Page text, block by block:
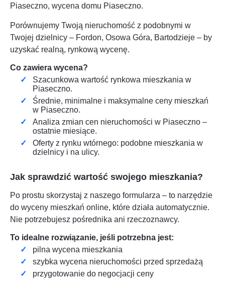
Piaseczno, wycena domu Piaseczno.
Porównujemy Twoją nieruchomość z podobnymi w
Twojej dzielnicy – Fordon, Osowa Góra, Bartodzieje – by
uzyskać realną, rynkową wycenę.
Co zawiera wycena?
Szacunkowa wartość rynkowa mieszkania w
Piaseczno.
Średnie, minimalne i maksymalne ceny mieszkań
w Piaseczno.
Analiza zmian cen nieruchomości w Piaseczno –
ostatnie miesiące.
Oferty z rynku wtórnego: podobne mieszkania w
dzielnicy i na ulicy.
Jak sprawdzić wartość swojego mieszkania?
Po prostu skorzystaj z naszego formularza – to narzędzie
do wyceny mieszkań online, które działa automatycznie.
Nie potrzebujesz pośrednika ani rzeczoznawcy.
To idealne rozwiązanie, jeśli potrzebna jest:
pilna wycena mieszkania
szybka wycena nieruchomości przed sprzedażą
przygotowanie do negocjacji ceny